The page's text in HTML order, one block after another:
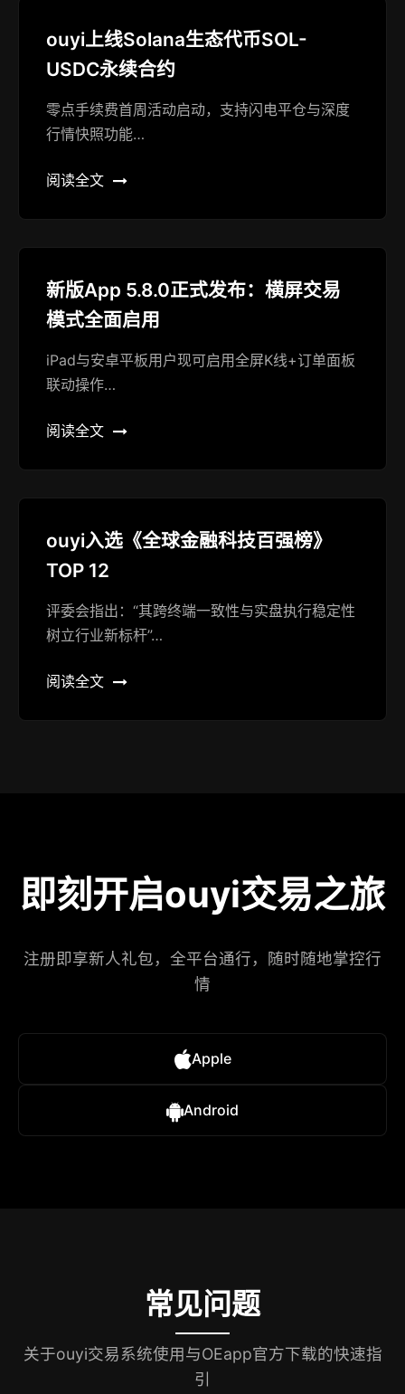
ouyi上线Solana生态代币SOL-
USDC永续合约
零点手续费首周活动启动，支持闪电平仓与深度
行情快照功能…
阅读全文
新版App 5.8.0正式发布：横屏交易
模式全面启用
iPad与安卓平板用户现可启用全屏K线+订单面板
联动操作…
阅读全文
ouyi入选《全球金融科技百强榜》
TOP 12
评委会指出：“其跨终端一致性与实盘执行稳定性
树立行业新标杆”…
阅读全文
即刻开启ouyi交易之旅
注册即享新人礼包，全平台通行，随时随地掌控行
情
Apple
Android
常见问题
关于ouyi交易系统使用与OEapp官方下载的快速指
引